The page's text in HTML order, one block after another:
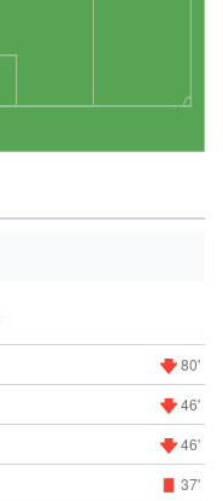
80'
46'
46'
37'